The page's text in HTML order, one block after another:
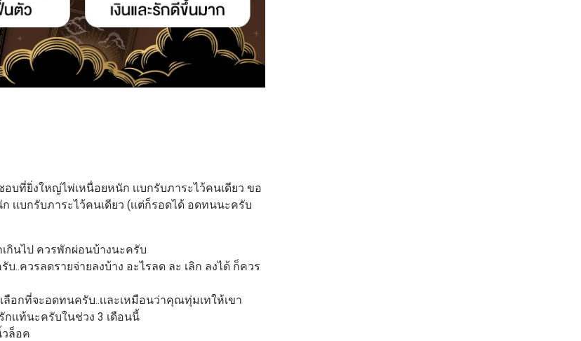
บที่ยิ่งใหญ่ไพ่เหนื่อยหนัก เเบกรับภาระไว้คนเดียว ขอ
เบกรับภาระไว้คนเดียว (เเต่ก็รอดได้ อดทนนะครับ
กินไป ควรพักผ่อนบ้างนะครับ
บ..ควรลดรายจ่ายลงบ้าง อะไรลด ละ เลิก ลงได้ ก็ควร
อกที่จะอดทนครับ..เเละเหมือนว่าคุณทุ่มเทให้เขา
เเท้นะครับในช่วง 3 เดือนนี้
วล็อค